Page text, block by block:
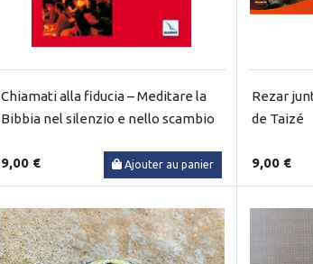
Chiamati alla fiducia – Meditare la
Bibbia nel silenzio e nello scambio
9,00 € Ajouter au panier
Rezar
de Taizé
9,00 €